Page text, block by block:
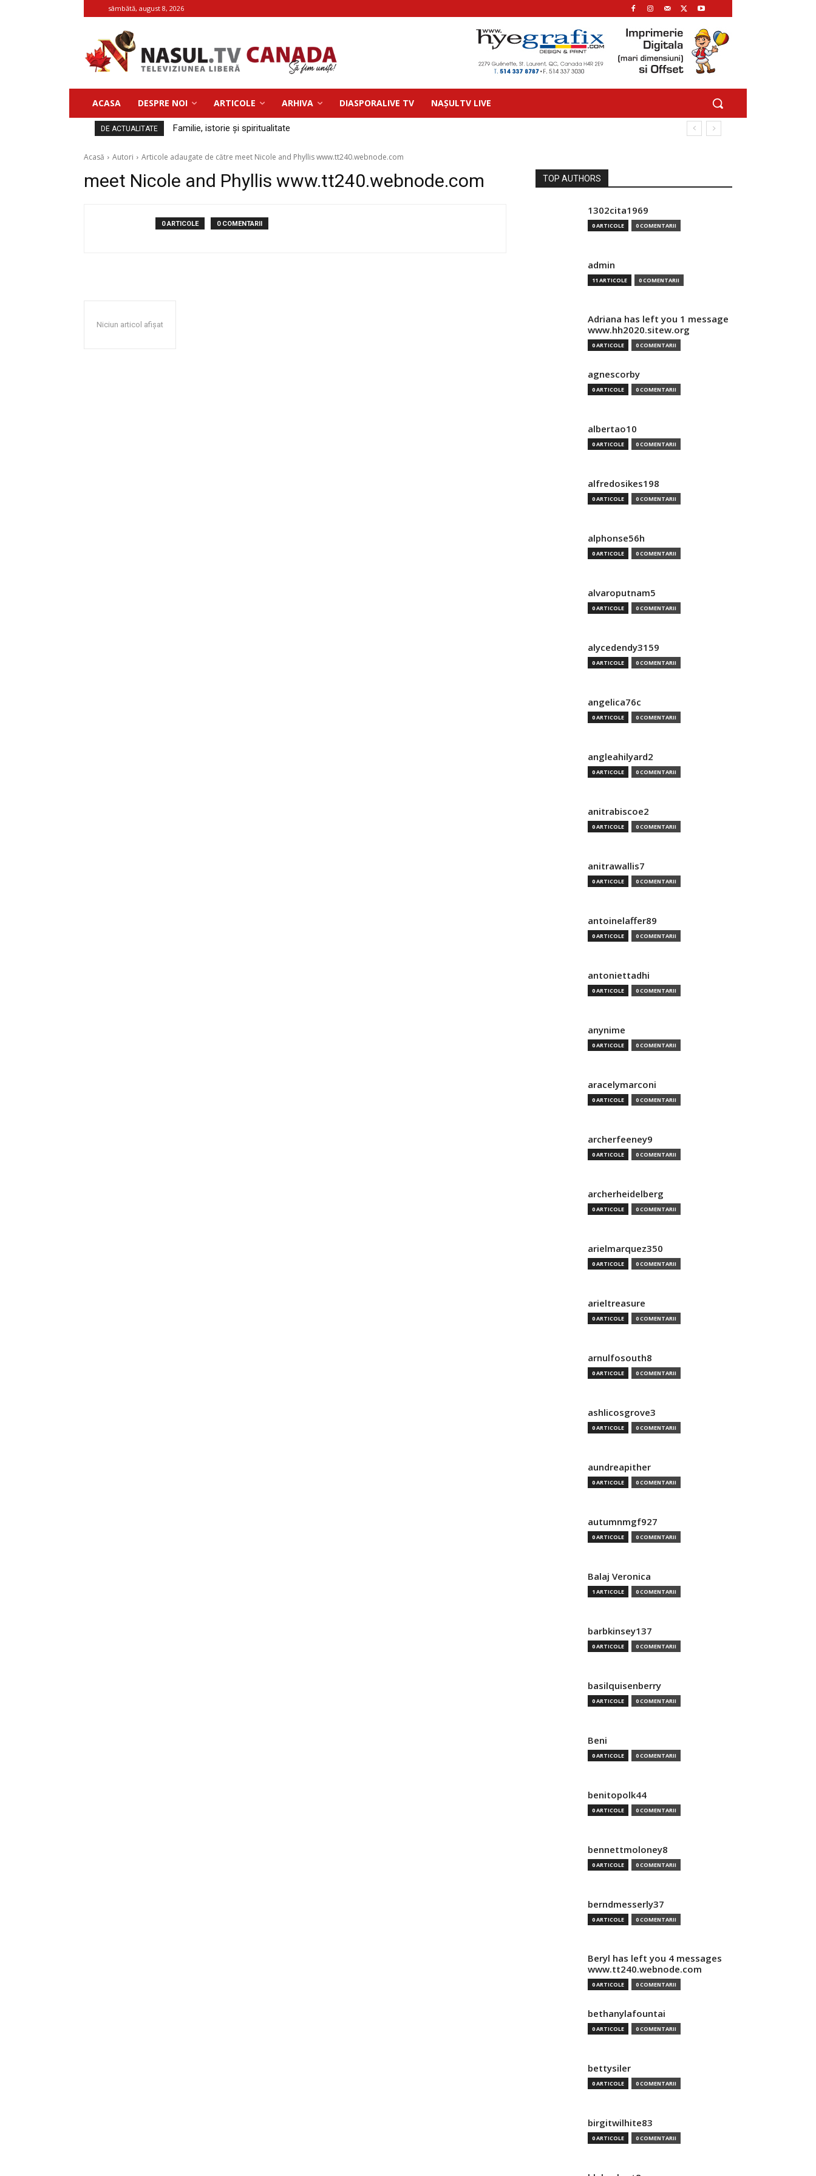
sâmbătă, august 8, 2026
ACASA DESPRE NOI ARTICOLE ARHIVA DIASPORALIVE TV NAȘULTV LIVE
DE ACTUALITATE Familie, istorie și spiritualitate
Acasă Autori Articole adaugate de către meet Nicole and Phyllis www.tt240.webnode.com
meet Nicole and Phyllis www.tt240.webnode.com
0 ARTICOLE 0 COMENTARII
Niciun articol afișat
TOP AUTHORS
1302cita1969
0 ARTICOLE 0 COMENTARII
admin
11 ARTICOLE 0 COMENTARII
Adriana has left you 1 message
www.hh2020.sitew.org
0 ARTICOLE 0 COMENTARII
agnescorby
0 ARTICOLE 0 COMENTARII
albertao10
0 ARTICOLE 0 COMENTARII
alfredosikes198
0 ARTICOLE 0 COMENTARII
alphonse56h
0 ARTICOLE 0 COMENTARII
alvaroputnam5
0 ARTICOLE 0 COMENTARII
alycedendy3159
0 ARTICOLE 0 COMENTARII
angelica76c
0 ARTICOLE 0 COMENTARII
angleahilyard2
0 ARTICOLE 0 COMENTARII
anitrabiscoe2
0 ARTICOLE 0 COMENTARII
anitrawallis7
0 ARTICOLE 0 COMENTARII
antoinelaffer89
0 ARTICOLE 0 COMENTARII
antoniettadhi
0 ARTICOLE 0 COMENTARII
anynime
0 ARTICOLE 0 COMENTARII
aracelymarconi
0 ARTICOLE 0 COMENTARII
archerfeeney9
0 ARTICOLE 0 COMENTARII
archerheidelberg
0 ARTICOLE 0 COMENTARII
arielmarquez350
0 ARTICOLE 0 COMENTARII
arieltreasure
0 ARTICOLE 0 COMENTARII
arnulfosouth8
0 ARTICOLE 0 COMENTARII
ashlicosgrove3
0 ARTICOLE 0 COMENTARII
aundreapither
0 ARTICOLE 0 COMENTARII
autumnmgf927
0 ARTICOLE 0 COMENTARII
Balaj Veronica
1 ARTICOLE 0 COMENTARII
barbkinsey137
0 ARTICOLE 0 COMENTARII
basilquisenberry
0 ARTICOLE 0 COMENTARII
Beni
0 ARTICOLE 0 COMENTARII
benitopolk44
0 ARTICOLE 0 COMENTARII
bennettmoloney8
0 ARTICOLE 0 COMENTARII
berndmesserly37
0 ARTICOLE 0 COMENTARII
Beryl has left you 4 messages
www.tt240.webnode.com
0 ARTICOLE 0 COMENTARII
bethanylafountai
0 ARTICOLE 0 COMENTARII
bettysiler
0 ARTICOLE 0 COMENTARII
birgitwilhite83
0 ARTICOLE 0 COMENTARII